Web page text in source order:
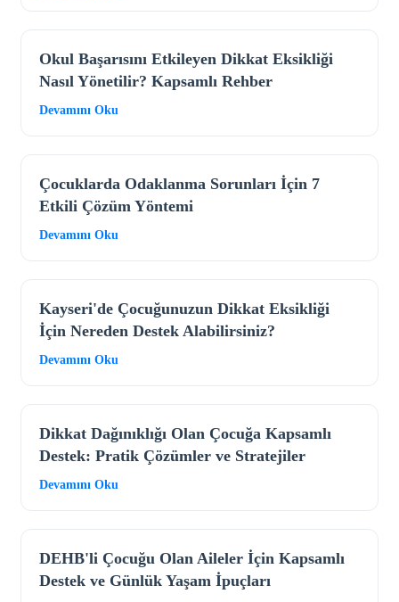
Okul Başarısını Etkileyen Dikkat Eksikliği
Nasıl Yönetilir? Kapsamlı Rehber
Devamını Oku
Çocuklarda Odaklanma Sorunları İçin 7
Etkili Çözüm Yöntemi
Devamını Oku
Kayseri'de Çocuğunuzun Dikkat Eksikliği
İçin Nereden Destek Alabilirsiniz?
Devamını Oku
Dikkat Dağınıklığı Olan Çocuğa Kapsamlı
Destek: Pratik Çözümler ve Stratejiler
Devamını Oku
DEHB'li Çocuğu Olan Aileler İçin Kapsamlı
Destek ve Günlük Yaşam İpuçları